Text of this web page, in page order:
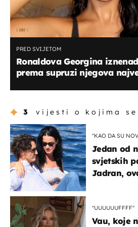
PRED SVIJETOM
Ronaldova Georgina
prema supruzi njegova
3 vijesti o kojima se
"KAO DA SU
Jedan od
svjetskih
Jadran,
"UUUUUUFFFF"
Vau, koje